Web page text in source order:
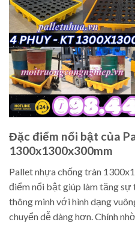
Đặc điểm nổi bật của
1300x1300x300mm
Pallet nhựa chống tràn
điểm nổi bật giúp làm tăng
thông minh với hình dạng
chuyển dễ dàng hơn. Chính